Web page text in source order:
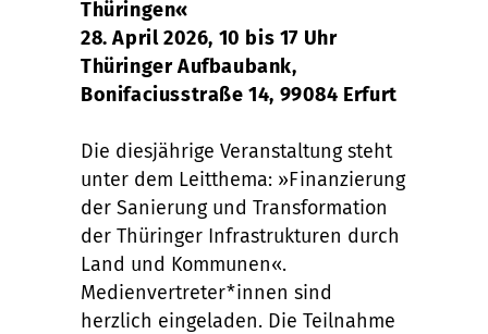
Thüringen«
28. April 2026, 10 bis 17 Uhr
Thüringer Aufbaubank,
Bonifaciusstraße 14, 99084 Erfurt
Die diesjährige Veranstaltung steht
unter dem Leitthema: »Finanzierung
der Sanierung und Transformation
der Thüringer Infrastrukturen durch
Land und Kommunen«.
Medienvertreter*innen sind
herzlich eingeladen. Die Teilnahme